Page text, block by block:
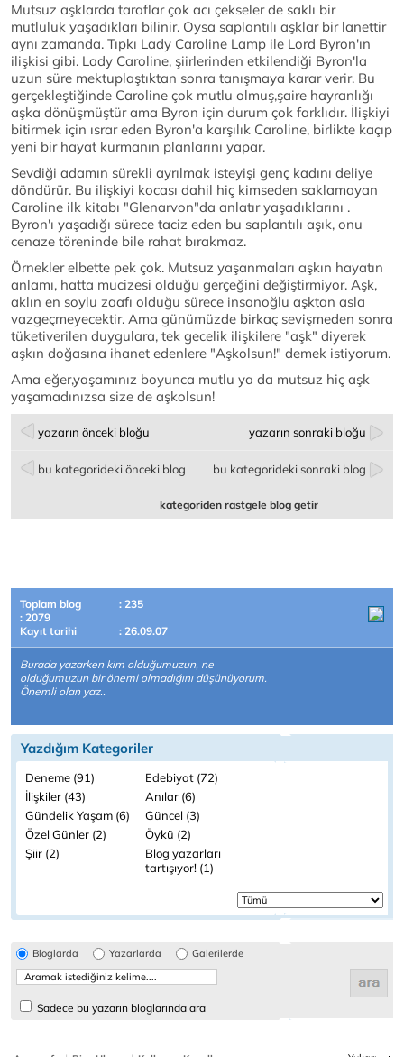
Mutsuz aşklarda taraflar çok acı çekseler de saklı bir
mutluluk yaşadıkları bilinir. Oysa saplantılı aşklar bir lanettir
aynı zamanda. Tıpkı Lady Caroline Lamp ile Lord Byron'ın
ilişkisi gibi. Lady Caroline, şiirlerinden etkilendiği Byron'la
uzun süre mektuplaştıktan sonra tanışmaya karar verir. Bu
gerçekleştiğinde Caroline çok mutlu olmuş,şaire hayranlığı
aşka dönüşmüştür ama Byron için durum çok farklıdır. İlişkiyi
bitirmek için ısrar eden Byron'a karşılık Caroline, birlikte kaçıp
yeni bir hayat kurmanın planlarını yapar.
Sevdiği adamın sürekli ayrılmak isteyişi genç kadını deliye
döndürür. Bu ilişkiyi kocası dahil hiç kimseden saklamayan
Caroline ilk kitabı "Glenarvon"da anlatır yaşadıklarını .
Byron'ı yaşadığı sürece taciz eden bu saplantılı aşık, onu
cenaze töreninde bile rahat bırakmaz.
Örnekler elbette pek çok. Mutsuz yaşanmaları aşkın hayatın
anlamı, hatta mucizesi olduğu gerçeğini değiştirmiyor. Aşk,
aklın en soylu zaafı olduğu sürece insanoğlu aşktan asla
vazgeçmeyecektir. Ama günümüzde birkaç sevişmeden sonra
tüketiverilen duygulara, tek gecelik ilişkilere "aşk" diyerek
aşkın doğasına ihanet edenlere "Aşkolsun!" demek istiyorum.
Ama eğer,yaşamınız boyunca mutlu ya da mutsuz hiç aşk
yaşamadınızsa size de aşkolsun!
yazarın önceki bloğu yazarın sonraki bloğu
bu kategorideki önceki blog bu kategorideki sonraki blog
kategoriden rastgele blog getir
Toplam blog
: 235
: 2079
Kayıt tarihi
: 26.09.07
Burada yazarken kim olduğumuzun, ne
olduğumuzun bir önemi olmadığını düşünüyorum.
Önemli olan yaz..
Yazdığım Kategoriler
Deneme (91)
Edebiyat (72)
İlişkiler (43)
Anılar (6)
Gündelik Yaşam (6)
Güncel (3)
Özel Günler (2)
Öykü (2)
Şiir (2)
Blog yazarları
tartışıyor! (1)
Bloglarda Yazarlarda Galerilerde
Sadece bu yazarın bloglarında ara